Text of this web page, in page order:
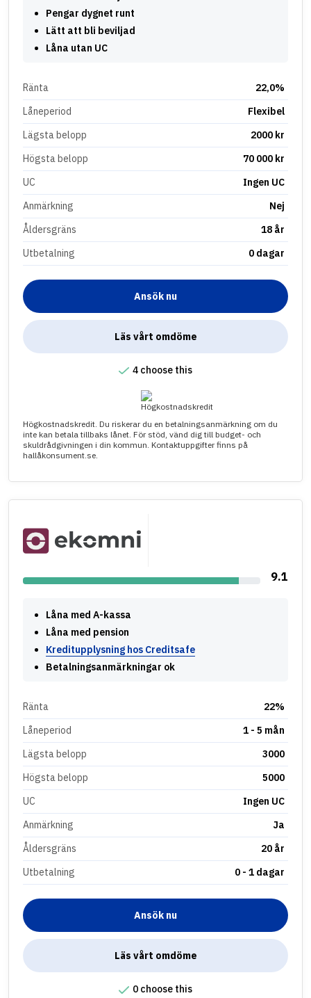
Pengar dygnet runt
Lätt att bli beviljad
Låna utan UC
Ränta
22,0%
Låneperiod
Flexibel
Lägsta belopp
2000 kr
Högsta belopp
70 000 kr
UC
Ingen UC
Anmärkning
Nej
Åldersgräns
18 år
Utbetalning
0 dagar
Ansök nu
Läs vårt omdöme
4 choose this
Högkostnadskredit. Du riskerar du en betalningsanmärkning om du
inte kan betala tillbaks lånet. För stöd, vänd dig till budget- och
skuldrådgivningen i din kommun. Kontaktuppgifter finns på
hallåkonsument.se.
9.1
Låna med A-kassa
Låna med pension
Kreditupplysning hos Creditsafe
Betalningsanmärkningar ok
Ränta
22%
Låneperiod
1 - 5 mån
Lägsta belopp
3000
Högsta belopp
5000
UC
Ingen UC
Anmärkning
Ja
Åldersgräns
20 år
Utbetalning
0 - 1 dagar
Ansök nu
Läs vårt omdöme
0 choose this